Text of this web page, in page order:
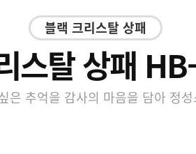
블랙 크리스탈 상패
스탈 상패
은 추억을 감사의 마음을 담아 정